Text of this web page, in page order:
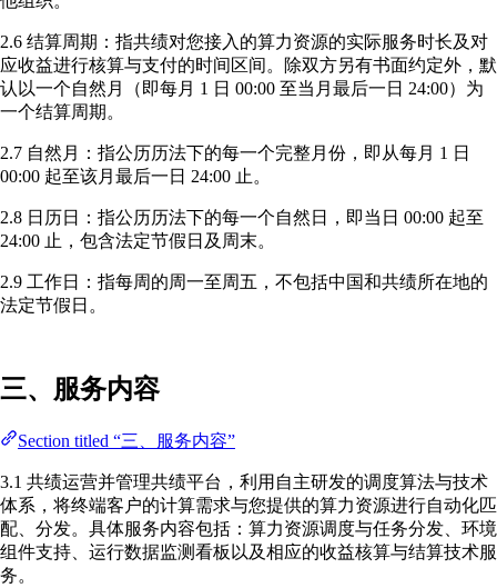
2.6 结算周期：指共绩对您接入的算力资源的实际服务时长及对
应收益进行核算与支付的时间区间。除双方另有书面约定外，默
认以一个自然月（即每月 1 日 00:00 至当月最后一日 24:00）为
一个结算周期。
2.7 自然月：指公历历法下的每一个完整月份，即从每月 1 日
00:00 起至该月最后一日 24:00 止。
2.8 日历日：指公历历法下的每一个自然日，即当日 00:00 起至
24:00 止，包含法定节假日及周末。
2.9 工作日：指每周的周一至周五，不包括中国和共绩所在地的
法定节假日。
三、服务内容
Section titled “三、服务内容”
3.1 共绩运营并管理共绩平台，利用自主研发的调度算法与技术
体系，将终端客户的计算需求与您提供的算力资源进行自动化匹
配、分发。具体服务内容包括：算力资源调度与任务分发、环境
组件支持、运行数据监测看板以及相应的收益核算与结算技术服
务。